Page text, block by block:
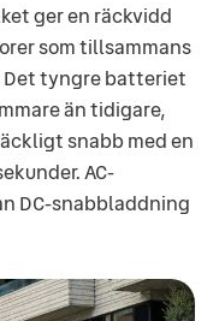
ger en räckvidd
som tillsammans
Det tyngre batteriet
än tidigare,
snabb med en
AC-
DC-snabbladdning